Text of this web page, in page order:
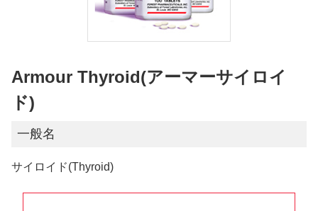
Armour Thyroid(アーマーサイロイ
ド)
一般名
サイロイド(Thyroid)